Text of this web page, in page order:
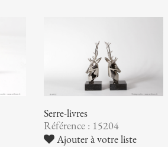
Serre-livres
Référence : 15204
Ajouter à votre liste